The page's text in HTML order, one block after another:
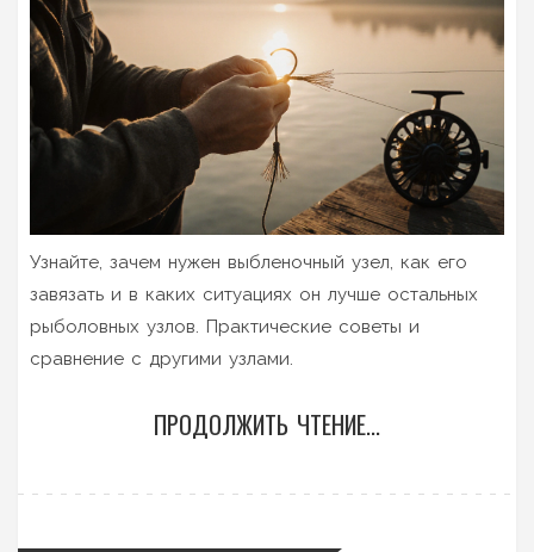
Узнайте, зачем нужен выбленочный узел, как его
завязать и в каких ситуациях он лучше остальных
рыболовных узлов. Практические советы и
сравнение с другими узлами.
ПРОДОЛЖИТЬ ЧТЕНИЕ...